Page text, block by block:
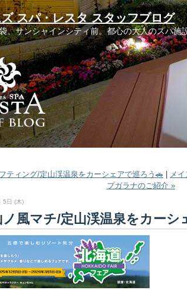
スパ・レスタ スタッフブログ
、サンシャインシティ前。都心の大人のスパ施
ティング/定山渓温泉をカーシェアで巡ろう🚗 メイ
プガラナのご紹介 »
5日 (木)
ノ風マチ/定山渓温泉をカーシ